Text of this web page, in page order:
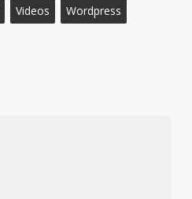
Videos Wordpress